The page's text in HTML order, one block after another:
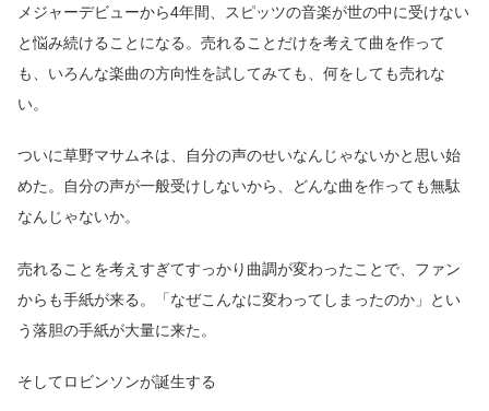
メジャーデビューから4年間、スピッツの音楽が世の中に受けない
と悩み続けることになる。売れることだけを考えて曲を作って
も、いろんな楽曲の方向性を試してみても、何をしても売れな
い。
ついに草野マサムネは、自分の声のせいなんじゃないかと思い始
めた。自分の声が一般受けしないから、どんな曲を作っても無駄
なんじゃないか。
売れることを考えすぎてすっかり曲調が変わったことで、ファン
からも手紙が来る。「なぜこんなに変わってしまったのか」とい
う落胆の手紙が大量に来た。
そしてロビンソンが誕生する